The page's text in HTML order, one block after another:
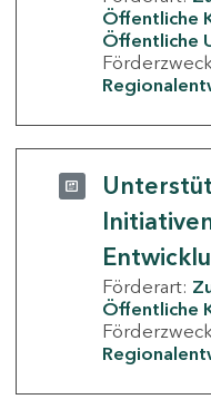
Öffentliche
Öffentliche
Förderart:
Öffentliche